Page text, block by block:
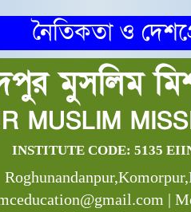
নৈতিকতা ও
মুসলিম
MUSLIM
INSTITUTE CODE: 5135
|